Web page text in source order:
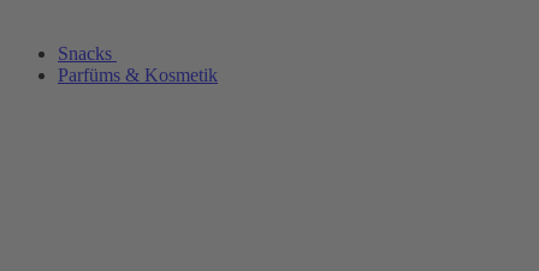
Snacks
Parfüms & Kosmetik